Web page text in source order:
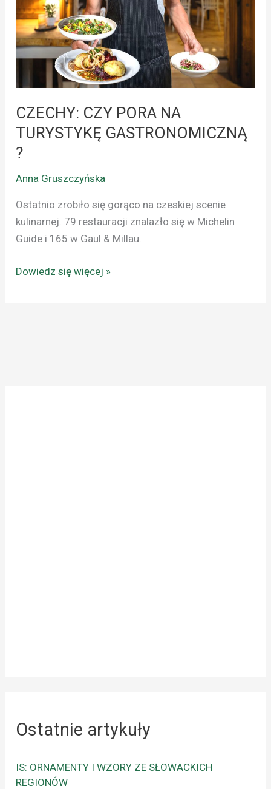
CZECHY: CZY PORA NA
TURYSTYKĘ GASTRONOMICZNĄ
?
Anna Gruszczyńska
Ostatnio zrobiło się gorąco na czeskiej scenie
kulinarnej. 79 restauracji znalazło się w Michelin
Guide i 165 w Gaul & Millau.
TURYSTYKĘ
GASTRONOMICZNĄ
?
Dowiedz się więcej »
Ostatnie artykuły
IS: ORNAMENTY I WZORY ZE SŁOWACKICH
REGIONÓW